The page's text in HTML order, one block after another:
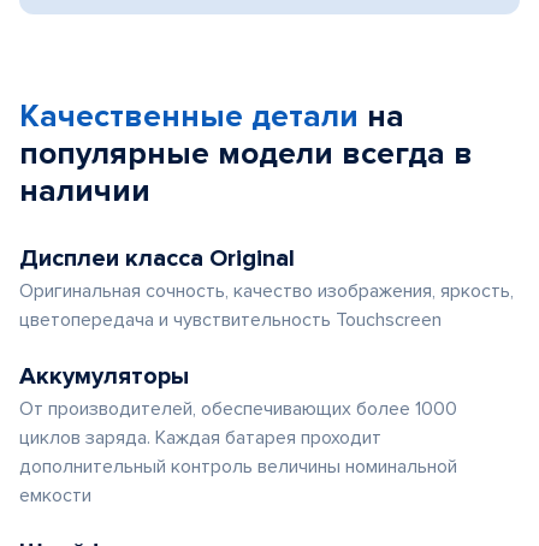
Качественные детали на
популярные модели всегда в
наличии
Дисплеи класса Original
Оригинальная сочность, качество изображения, яркость,
цветопередача и чувствительность Touchscreen
Аккумуляторы
От производителей, обеспечивающих более 1000
циклов заряда. Каждая батарея проходит
дополнительный контроль величины номинальной
емкости